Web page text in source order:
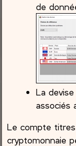
de
La
associés
Le compte
cryptomonnaie